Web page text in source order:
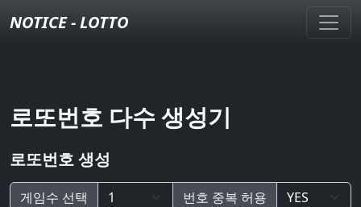
NOTICE - LOTTO
로또번호 다수 생성기
로또번호 생성
게임수 선택 번호 중복 허용